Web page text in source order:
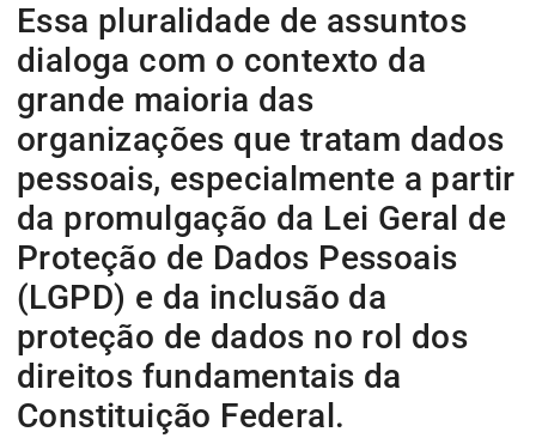
Essa pluralidade de assuntos
dialoga com o contexto da
grande maioria das
organizações que tratam dados
pessoais, especialmente a partir
da promulgação da Lei Geral de
Proteção de Dados Pessoais
(LGPD) e da inclusão da
proteção de dados no rol dos
direitos fundamentais da
Constituição Federal.